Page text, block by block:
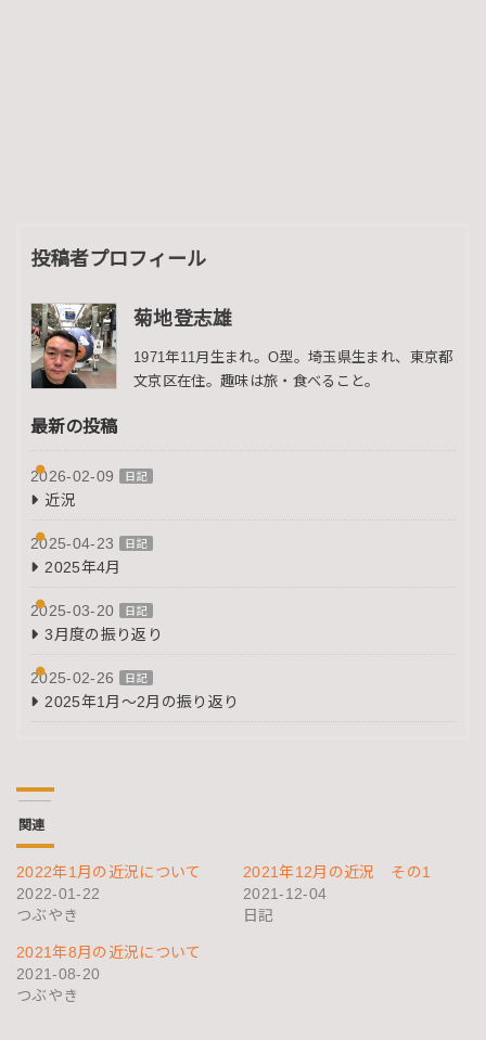
投稿者プロフィール
菊地登志雄
1971年11月生まれ。O型。埼玉県生まれ、東京都
文京区在住。趣味は旅・食べること。
最新の投稿
2026-02-09 日記
近況
2025-04-23 日記
2025年4月
2025-03-20 日記
3月度の振り返り
2025-02-26 日記
2025年1月～2月の振り返り
関連
2022年1月の近況について
2022-01-22
つぶやき
2021年12月の近況 その1
2021-12-04
日記
2021年8月の近況について
2021-08-20
つぶやき